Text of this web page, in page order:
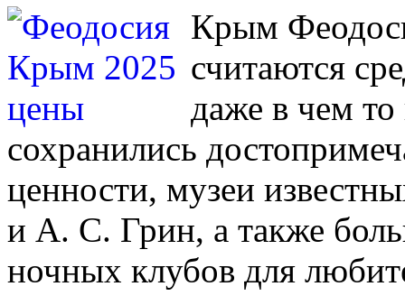
Крым
считаются
даже в чем
сохранились
ценности, музеи
и А. С. Грин, а также
ночных клубов для